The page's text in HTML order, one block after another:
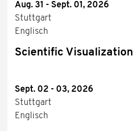
Aug. 31 - Sept. 01, 2026
Stuttgart
Englisch
Scientific Visualization
Sept. 02 - 03, 2026
Stuttgart
Englisch